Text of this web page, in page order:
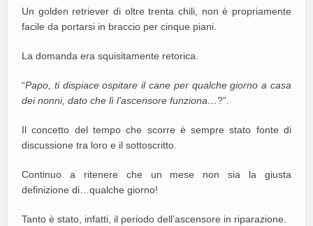
Un golden retriever di oltre trenta chili, non è propriamente
facile da portarsi in braccio per cinque piani.
La domanda era squisitamente retorica.
“Papo, ti dispiace ospitare il cane per qualche giorno a casa
dei nonni, dato che lì l’ascensore funziona…?”.
Il concetto del tempo che scorre è sempre stato fonte di
discussione tra loro e il sottoscritto.
Continuo a ritenere che un mese non sia la giusta
definizione di…qualche giorno!
Tanto è stato, infatti, il periodo dell’ascensore in riparazione.